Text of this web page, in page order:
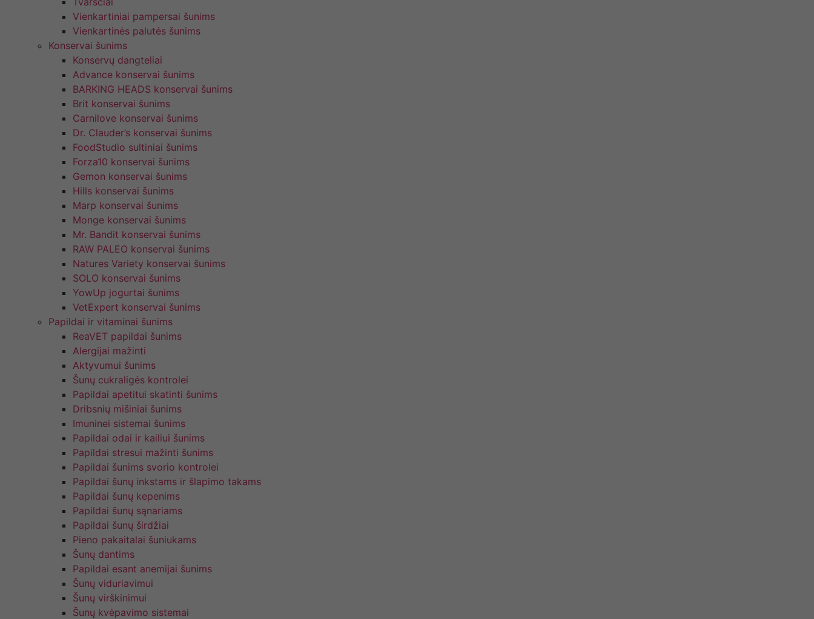
Vienkartiniai pampersai šunims
Vienkartinės palutės šunims
Konservai šunims
Konservų dangteliai
Advance konservai šunims
BARKING HEADS konservai šunims
Brit konservai šunims
Carnilove konservai šunims
Dr. Clauder’s konservai šunims
FoodStudio sultiniai šunims
Forza10 konservai šunims
Gemon konservai šunims
Hills konservai šunims
Marp konservai šunims
Monge konservai šunims
Mr. Bandit konservai šunims
RAW PALEO konservai šunims
Natures Variety konservai šunims
SOLO konservai šunims
YowUp jogurtai šunims
VetExpert konservai šunims
Papildai ir vitaminai šunims
ReaVET papildai šunims
Alergijai mažinti
Aktyvumui šunims
Šunų cukraligės kontrolei
Papildai apetitui skatinti šunims
Dribsnių mišiniai šunims
Imuninei sistemai šunims
Papildai odai ir kailiui šunims
Papildai stresui mažinti šunims
Papildai šunims svorio kontrolei
Papildai šunų inkstams ir šlapimo takams
Papildai šunų kepenims
Papildai šunų sąnariams
Papildai šunų širdžiai
Pieno pakaitalai šuniukams
Šunų dantims
Papildai esant anemijai šunims
Šunų viduriavimui
Šunų virškinimui
Šunų kvėpavimo sistemai